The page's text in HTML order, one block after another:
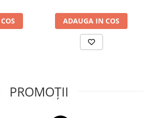
ADAUGA IN COS
PROMOȚII